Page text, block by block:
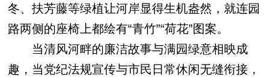
冬、扶芳藤等绿植让河岸显得生机盎然，就连园
路两侧的座椅上都绘有“青竹”“荷花”图案。
当清风河畔的廉洁故事与满园绿意相映成
趣，当党纪法规宣传与市民日常休闲无缝衔接，